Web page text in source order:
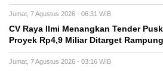
Jumat, 7 Agustus 2026 - 06:31 WIB
CV Raya Ilmi Menangkan Tender
Proyek Rp4,9 Miliar Ditarget
Jumat, 7 Agustus 2026 - 03:16 WIB